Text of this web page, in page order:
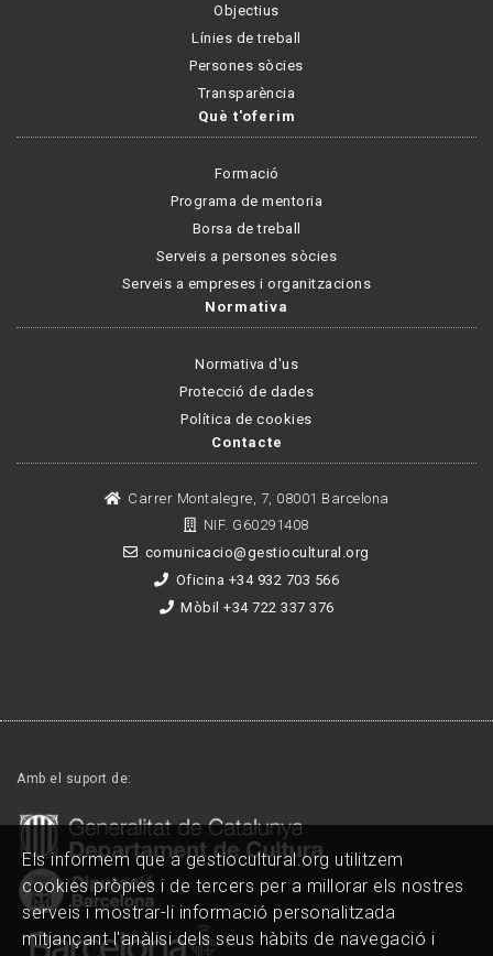
Objectius
Línies de treball
Persones sòcies
Transparència
Què t'oferim
Formació
Programa de mentoria
Borsa de treball
Serveis a persones sòcies
Serveis a empreses i organitzacions
Normativa
Normativa d'us
Protecció de dades
Política de cookies
Contacte
Carrer Montalegre, 7, 08001 Barcelona
NIF. G60291408
comunicacio@gestiocultural.org
Oficina +34 932 703 566
Mòbil +34 722 337 376
Amb el suport de:
Els informem que a gestiocultural.org utilitzem
cookies pròpies i de tercers per a millorar els nostres
serveis i mostrar-li informació personalitzada
mitjançant l'anàlisi dels seus hàbits de navegació i